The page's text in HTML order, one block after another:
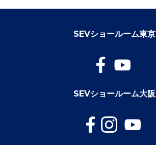
SEVショールーム東京
SEVショールーム大阪